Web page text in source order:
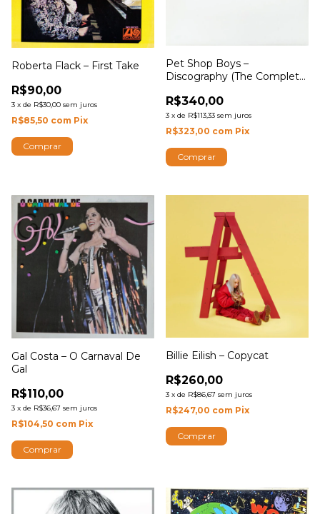
Roberta Flack – First Take
R$90,00
3 x de R$30,00 sem juros
R$85,50 com Pix
Pet Shop Boys –
Discography (The Complete
R$340,00
3 x de R$113,33 sem juros
R$323,00 com Pix
Gal Costa – O Carnaval De
Gal
R$110,00
3 x de R$36,67 sem juros
R$104,50 com Pix
Billie Eilish – Copycat
R$260,00
3 x de R$86,67 sem juros
R$247,00 com Pix